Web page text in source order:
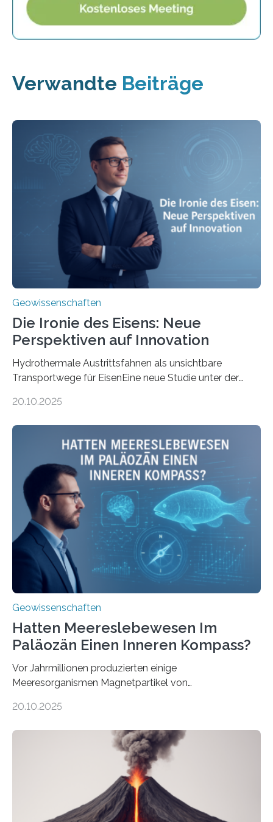
Verwandte Beiträge
Geowissenschaften
Die Ironie des Eisens: Neue
Perspektiven auf Innovation
Hydrothermale Austrittsfahnen als unsichtbare
Transportwege für EisenEine neue Studie unter der
Umweltwissenschaften der Universität Bremen –
Meeresboden die Eisenverfügbarkeit und den globalen
Stoffkreislauf im Ozean prägen. Die Überblicksstudie
mit dem Titel „Iron’s Irony“ ist in Communications Earth
& Environment erschienen. Die Studie fasst bestehende
Forschungsergebnisse zusammen und interpretiert sie
neu, um zu erklären, wie Eisen, das aus hydrothermalen
Systemen freigesetzt wird, über ganze Ozeanbecken
transportiert werden kann. „Das…
20.10.2025
Geowissenschaften
Hatten Meereslebewesen Im
Paläozän Einen Inneren Kompass?
Vor Jahrmillionen produzierten einige
Meeresorganismen Magnetpartikel von
Sedimenten zu finden sind. Nun ist es einem
Domänen auf einem dieser „Riesenmagnetfossilien” mit
einer raffinierten Methode an der Diamond-
Röntgenquelle zu kartieren. Ihre Analyse zeigt, dass
diese Partikel es den Organismen ermöglicht haben
könnten, winzige Schwankungen sowohl in der
Richtung als auch in der Intensität des Erdmagnetfelds
20.10.2025